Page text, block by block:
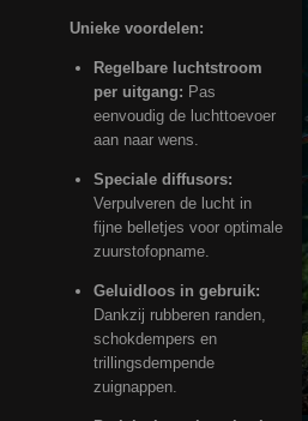
Unieke voordelen:
Regelbare luchtstroom
per uitgang: Pas
eenvoudig de luchttoevoer
aan naar wens.
Speciale diffusors:
Verpulveren de lucht in
fijne belletjes voor optimale
zuurstofopname.
Geluidloos in gebruik:
Dankzij rubberen randen,
schokdempers en
trillingsdempende
zuignappen.